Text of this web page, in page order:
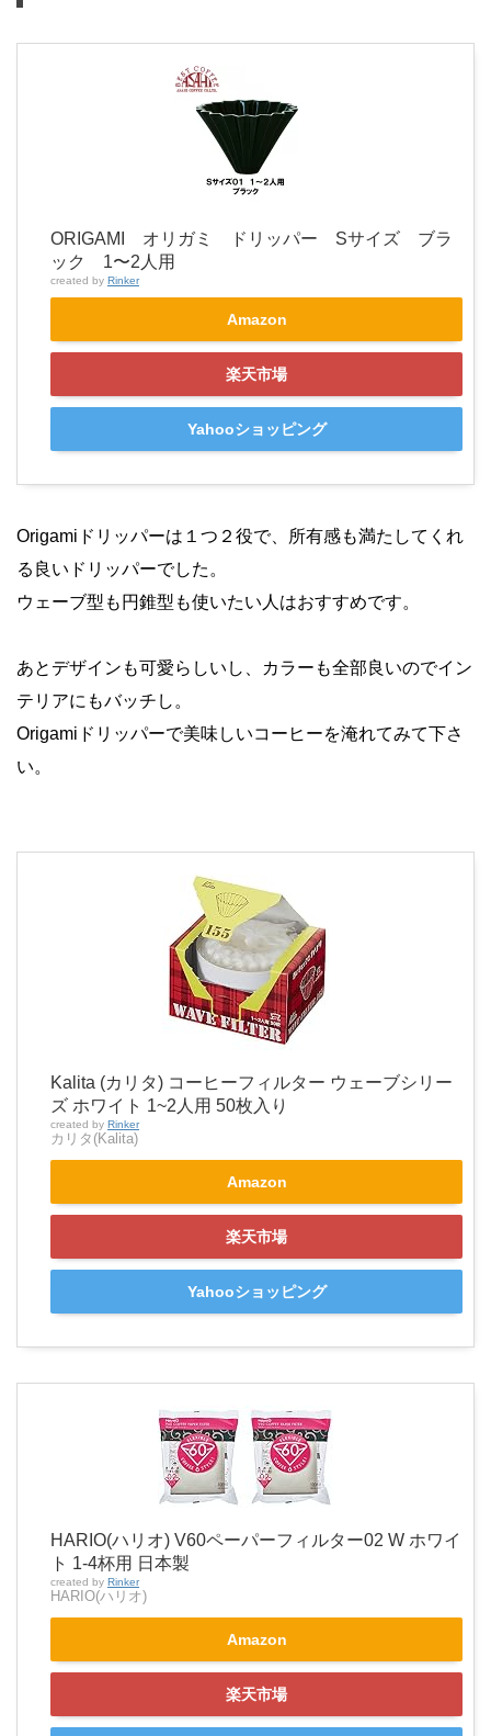
ORIGAMI オリガミ ドリッパー Sサイズ ブラ
ック 1〜2人用
created by Rinker
Amazon
楽天市場
Yahooショッピング
Origamiドリッパーは１つ２役で、所有感も満たしてくれ
る良いドリッパーでした。
ウェーブ型も円錐型も使いたい人はおすすめです。
あとデザインも可愛らしいし、カラーも全部良いのでイン
テリアにもバッチし。
Origamiドリッパーで美味しいコーヒーを淹れてみて下さ
い。
Kalita (カリタ) コーヒーフィルター ウェーブシリー
ズ ホワイト 1~2人用 50枚入り
created by Rinker
カリタ(Kalita)
Amazon
楽天市場
Yahooショッピング
HARIO(ハリオ) V60ペーパーフィルター02 W ホワイ
ト 1-4杯用 日本製
created by Rinker
HARIO(ハリオ)
Amazon
楽天市場